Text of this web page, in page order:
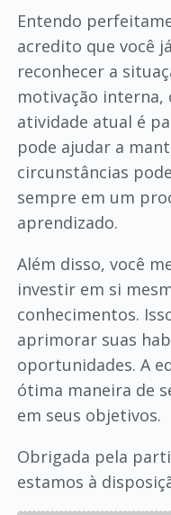
Entendo
acredito que você
reconhecer a
motivação interna,
atividade atual é
pode ajudar a
circunstâncias
sempre em um
aprendizado.
Além disso, você
investir em si
conhecimentos.
aprimorar suas
oportunidades. A
ótima maneira de
em seus objetivos.
Obrigada pela
estamos à